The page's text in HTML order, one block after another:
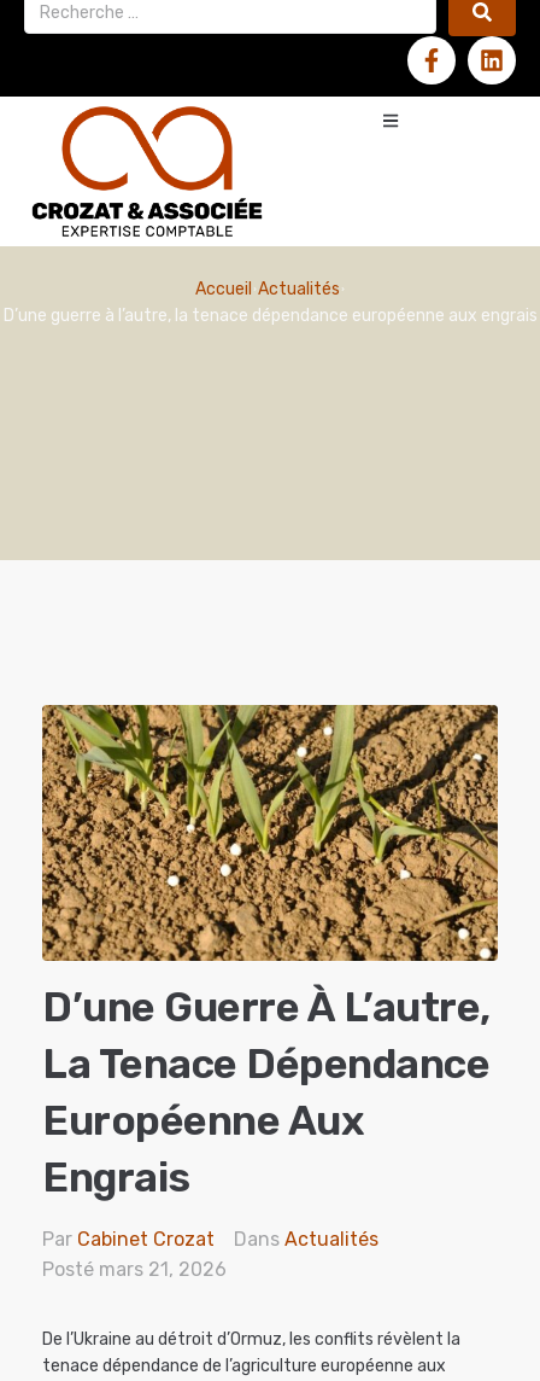
Accueil Actualités
D’une guerre à l’autre, la tenace dépendance européenne aux engrais
D’une Guerre À L’autre,
La Tenace Dépendance
Européenne Aux
Engrais
Par Cabinet Crozat Dans Actualités
Posté mars 21, 2026
De l’Ukraine au détroit d’Ormuz, les conflits révèlent la
tenace dépendance de l’agriculture européenne aux